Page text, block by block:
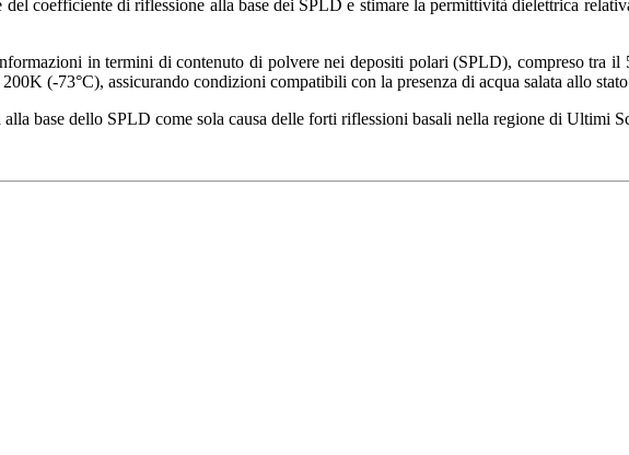
coefficiente di riflessione alla base dei SPLD e stimare la permittività dielettrica
in termini di contenuto di polvere nei depositi polari (SPLD), compreso tra il
(-73°C), assicurando condizioni compatibili con la presenza di acqua salata allo
base dello SPLD come sola causa delle forti riflessioni basali nella regione di Ultimi